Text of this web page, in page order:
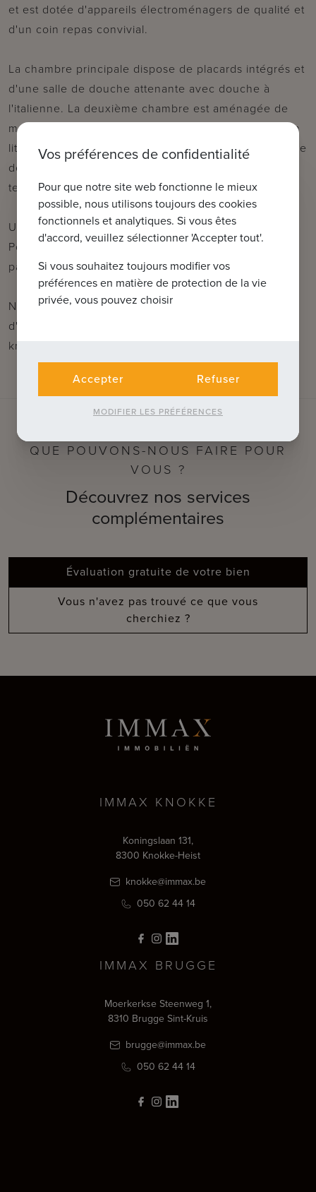
et est dotée d'appareils électroménagers de qualité et
d'un coin repas convivial.
La chambre principale dispose de placards intégrés et
d'une salle de douche attenante avec douche à
l'italienne. La deuxième chambre est aménagée de
manière pratique avec des placards sur mesure et un
lit (superposé) intégré, également avec sa propre salle
de douche. Les deux chambres donnent accès à la
terrasse arrière, située au calme.
Un débarras privé au sous-sol est inclus.
Possibilité d'acheter/louer une place de
parking/garage dans les environs !
N'hésitez pas à nous contacter pour plus
d'informations : tél. : 050 62 44 14 ou via
knokke@immax.be
QUE POUVONS-NOUS FAIRE POUR
VOUS ?
Découvrez nos services
complémentaires
Évaluation gratuite de votre bien
Vous n'avez pas trouvé ce que vous
cherchiez ?
IMMAX KNOKKE
Koningslaan 131,
8300 Knokke-Heist
knokke@immax.be
050 62 44 14
IMMAX BRUGGE
Moerkerkse Steenweg 1,
8310 Brugge Sint-Kruis
brugge@immax.be
050 62 44 14
Vos préférences de confidentialité
Pour que notre site web fonctionne le mieux
possible, nous utilisons toujours des cookies
fonctionnels et analytiques. Si vous êtes
d'accord, veuillez sélectionner 'Accepter tout'.
Si vous souhaitez toujours modifier vos
préférences en matière de protection de la vie
privée, vous pouvez choisir
Accepter Refuser
MODIFIER LES PRÉFÉRENCES